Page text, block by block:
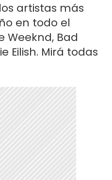
artistas más
en todo el
Weeknd, Bad
Eilish. Mirá todas